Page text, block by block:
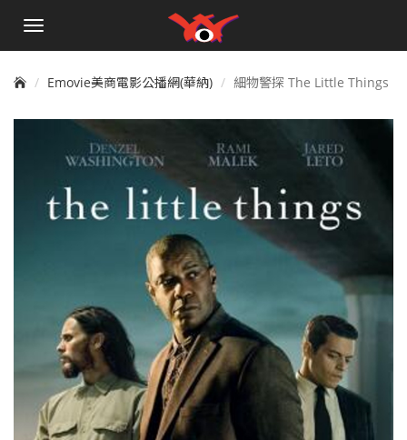
手
單
Emovie美商電影公播網(華納) 細物警探 The Little Things